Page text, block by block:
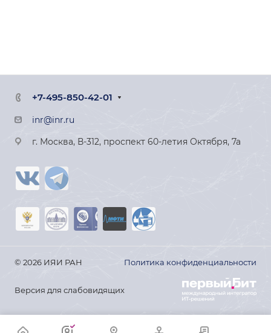
+7-495-850-42-01
inr@inr.ru
г. Москва, В-312, проспект 60-летия Октября, 7а
© 2026 ИЯИ РАН Политика конфиденциальности
Версия для слабовидящих